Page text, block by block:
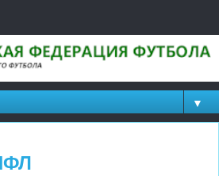
▼